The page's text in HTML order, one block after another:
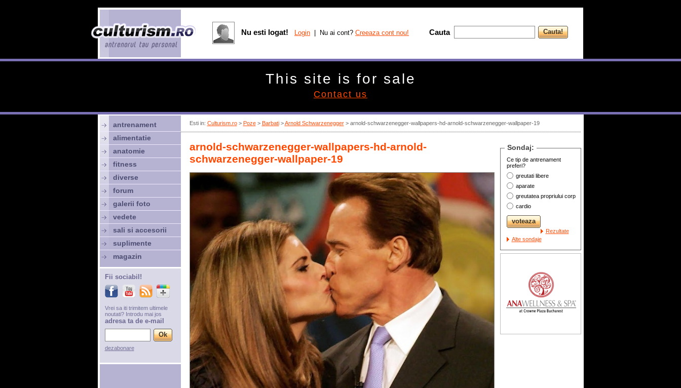
Esti in: Culturism.ro> Poze> Barbati>Arnold Schwarzenegger> arnold-schwarzenegger-wallpapers-hd-arnold-schwarzenegger-wallpaper-19
arnold-schwarzenegger-wallpapers-hd-arnold-
schwarzenegger-wallpaper-19
Sondaj:
Ce tip de antrenament
preferi?
greutati libere
aparate
greutatea propriului corp
cardio
Rezultate
Alte sondaje
antrenament
alimentatie
anatomie
fitness
diverse
forum
galerii foto
vedete
sali si accesorii
suplimente
magazin
Fii sociabil!
Vrei sa iti trimitem ultimele
noutati? Introdu mai jos
adresa ta de e-mail
dezabonare
Nu esti logat! Login | Nu ai cont? Creeaza cont nou! Cauta
This site is for sale
Contact us